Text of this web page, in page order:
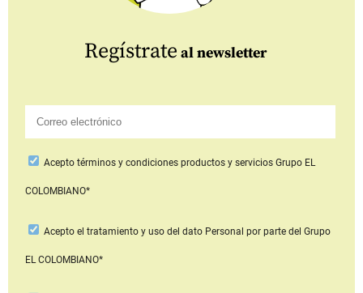
Regístrate al newsletter
Aceptotérminos y condiciones productos y serviciosGrupo EL
COLOMBIANO*
Acepto el tratamiento y uso del dato Personal por parte del Grupo
EL COLOMBIANO*